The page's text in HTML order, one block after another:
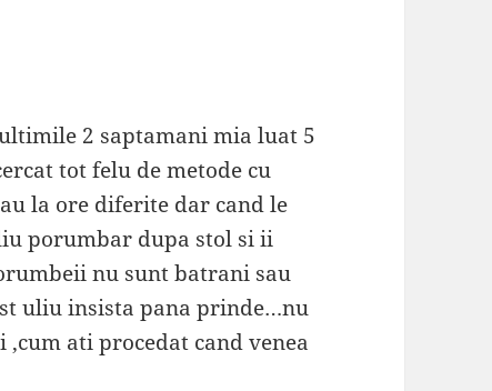
2 saptamani mia luat 5
tot felu de metode cu
la ore diferite dar cand le
porumbar dupa stol si ii
nu sunt batrani sau
uliu insista pana prinde…nu
,cum ati procedat cand venea